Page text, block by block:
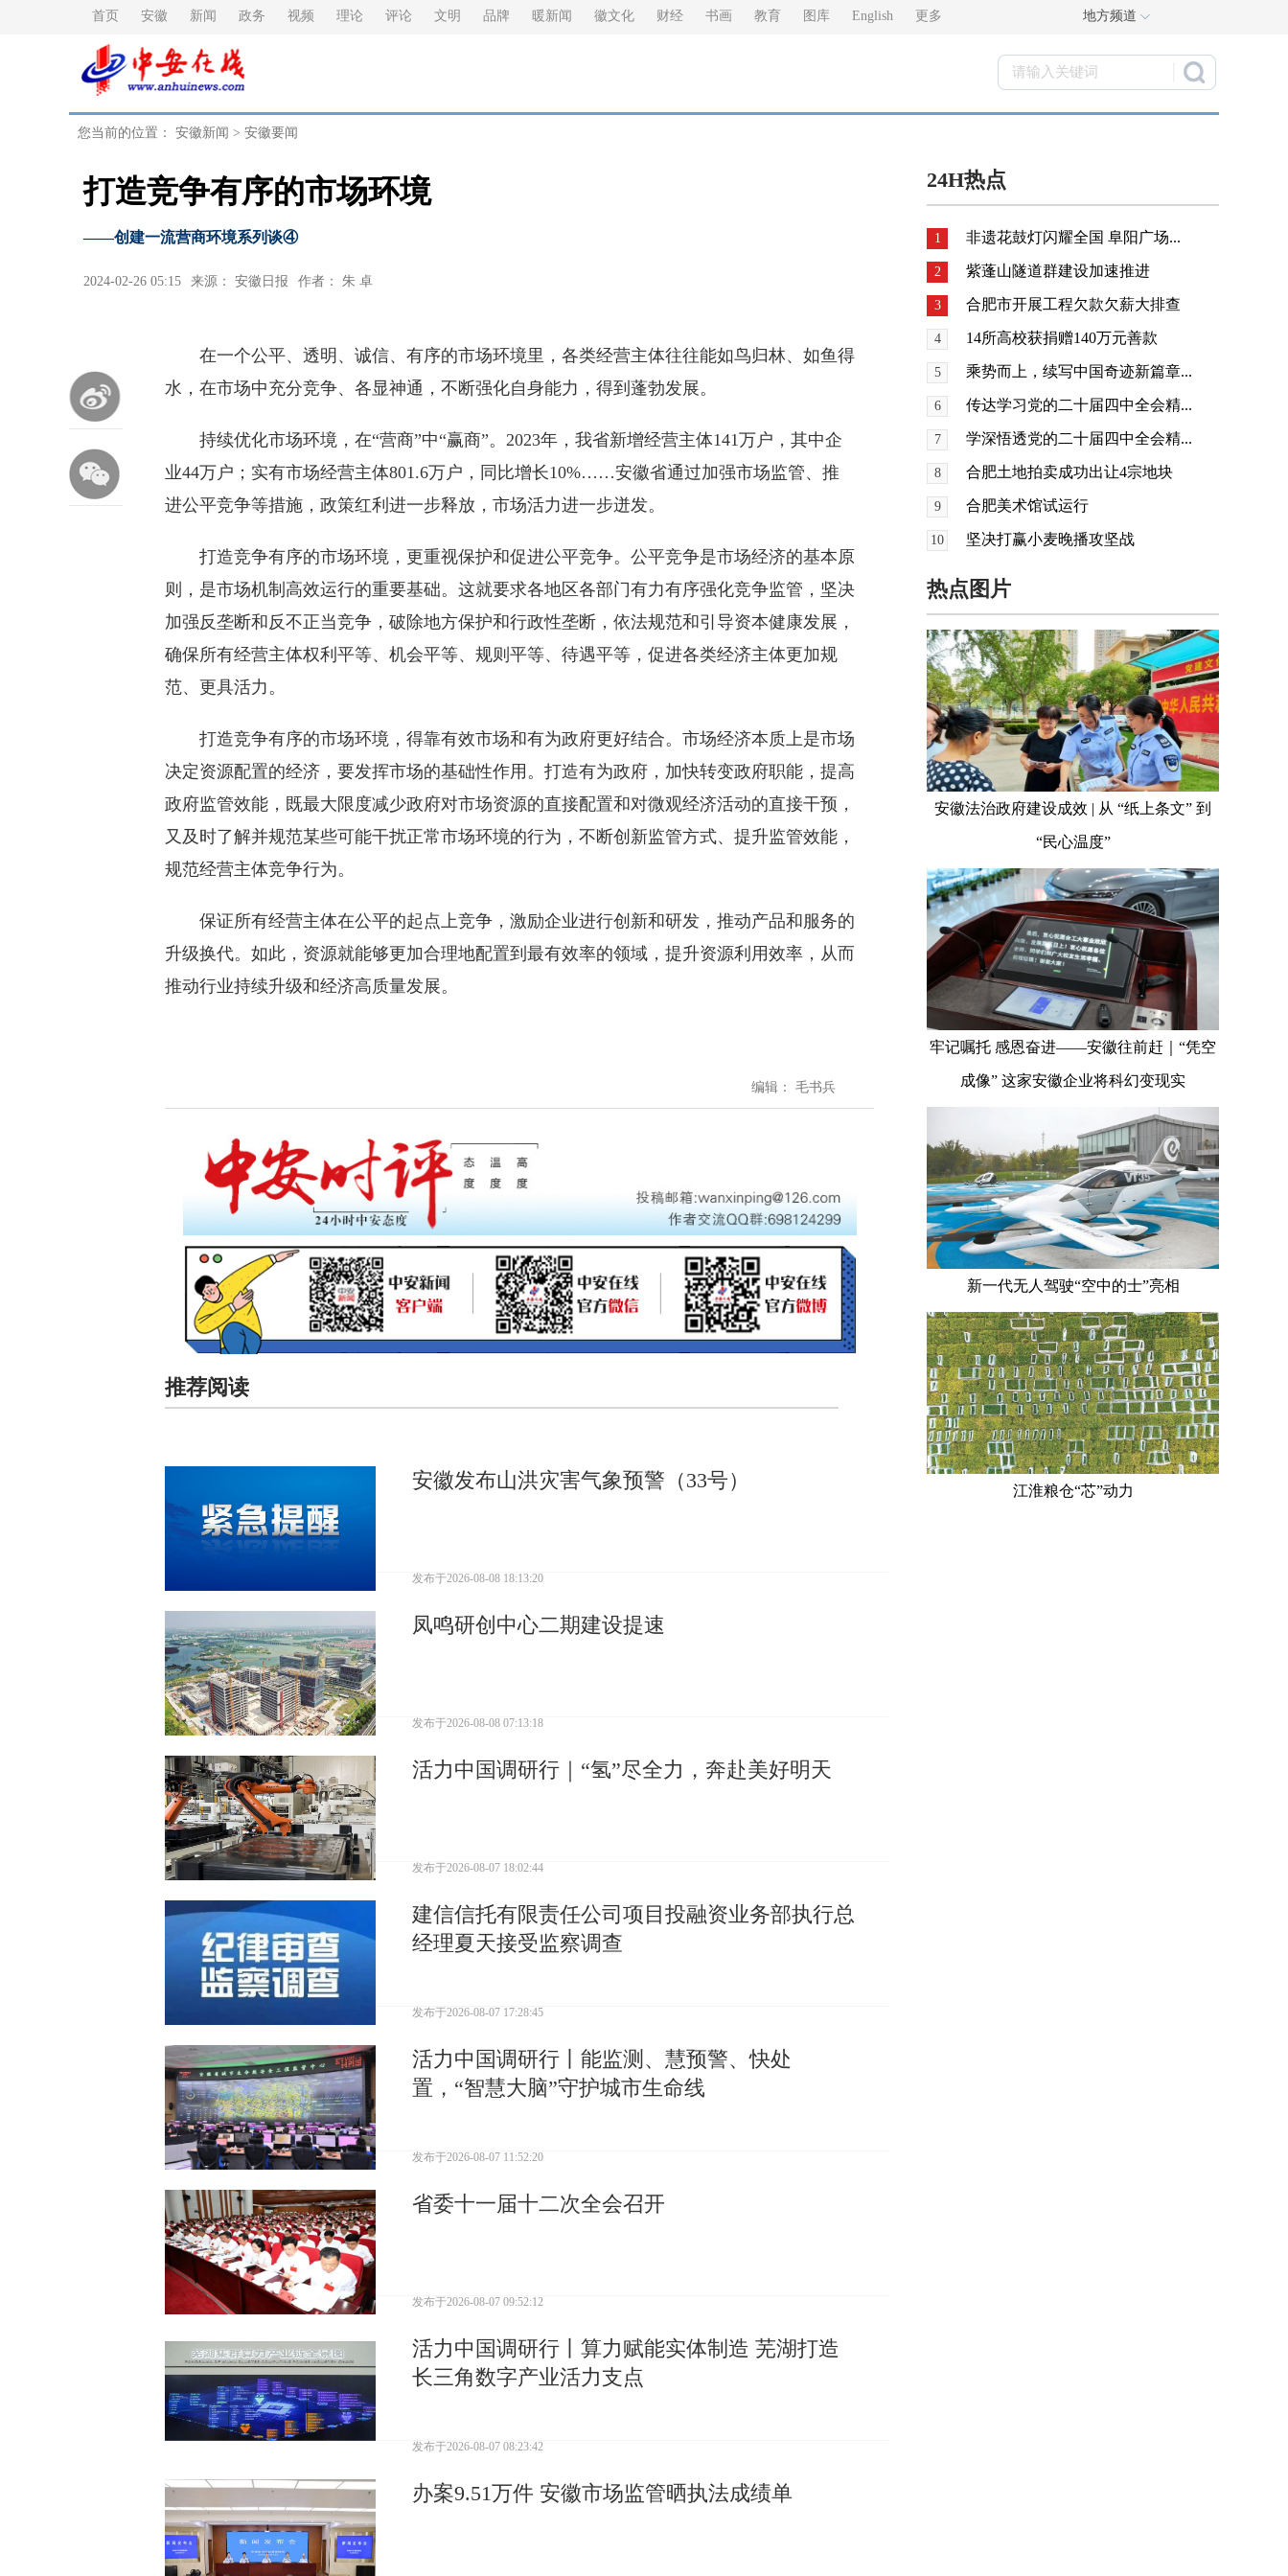
首页 安徽 新闻 政务 视频 理论 评论 文明 品牌 暖新闻 徽文化 财经 书画 教育 图库 English 更多 地方频道
您当前的位置： 安徽新闻 > 安徽要闻
打造竞争有序的市场环境
——创建一流营商环境系列谈④
2024-02-26 05:15 来源： 安徽日报 作者： 朱 卓
在一个公平、透明、诚信、有序的市场环境里，各类经营主体往往能如鸟归林、如鱼得
水，在市场中充分竞争、各显神通，不断强化自身能力，得到蓬勃发展。
持续优化市场环境，在“营商”中“赢商”。2023年，我省新增经营主体141万户，其中企
业44万户；实有市场经营主体801.6万户，同比增长10%……安徽省通过加强市场监管、推
进公平竞争等措施，政策红利进一步释放，市场活力进一步迸发。
打造竞争有序的市场环境，更重视保护和促进公平竞争。公平竞争是市场经济的基本原
则，是市场机制高效运行的重要基础。这就要求各地区各部门有力有序强化竞争监管，坚决
加强反垄断和反不正当竞争，破除地方保护和行政性垄断，依法规范和引导资本健康发展，
确保所有经营主体权利平等、机会平等、规则平等、待遇平等，促进各类经济主体更加规
范、更具活力。
打造竞争有序的市场环境，得靠有效市场和有为政府更好结合。市场经济本质上是市场
决定资源配置的经济，要发挥市场的基础性作用。打造有为政府，加快转变政府职能，提高
政府监管效能，既最大限度减少政府对市场资源的直接配置和对微观经济活动的直接干预，
又及时了解并规范某些可能干扰正常市场环境的行为，不断创新监管方式、提升监管效能，
规范经营主体竞争行为。
保证所有经营主体在公平的起点上竞争，激励企业进行创新和研发，推动产品和服务的
升级换代。如此，资源就能够更加合理地配置到最有效率的领域，提升资源利用效率，从而
推动行业持续升级和经济高质量发展。
编辑： 毛书兵
推荐阅读
安徽发布山洪灾害气象预警（33号）
发布于2026-08-08 18:13:20
凤鸣研创中心二期建设提速
发布于2026-08-08 07:13:18
活力中国调研行｜“氢”尽全力，奔赴美好明天
发布于2026-08-07 18:02:44
建信信托有限责任公司项目投融资业务部执行总
经理夏天接受监察调查
发布于2026-08-07 17:28:45
活力中国调研行丨能监测、慧预警、快处
置，“智慧大脑”守护城市生命线
发布于2026-08-07 11:52:20
省委十一届十二次全会召开
发布于2026-08-07 09:52:12
活力中国调研行丨算力赋能实体制造 芜湖打造
长三角数字产业活力支点
发布于2026-08-07 08:23:42
办案9.51万件 安徽市场监管晒执法成绩单
24H热点
1 非遗花鼓灯闪耀全国 阜阳广场...
2 紫蓬山隧道群建设加速推进
3 合肥市开展工程欠款欠薪大排查
4 14所高校获捐赠140万元善款
5 乘势而上，续写中国奇迹新篇章...
6 传达学习党的二十届四中全会精...
7 学深悟透党的二十届四中全会精...
8 合肥土地拍卖成功出让4宗地块
9 合肥美术馆试运行
10 坚决打赢小麦晚播攻坚战
热点图片
安徽法治政府建设成效 | 从 “纸上条文” 到
“民心温度”
牢记嘱托 感恩奋进——安徽往前赶｜“凭空
成像” 这家安徽企业将科幻变现实
新一代无人驾驶“空中的士”亮相
江淮粮仓“芯”动力